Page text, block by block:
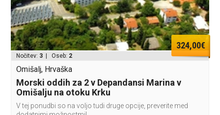
324,00€
Nočitev: 3 | Oseb: 2
Omišalj, Hrvaška
Morski oddih za 2 v Depandansi Marina v
Omišalju na otoku Krku
V tej ponudbi so na voljo tudi druge opcije, preverite med